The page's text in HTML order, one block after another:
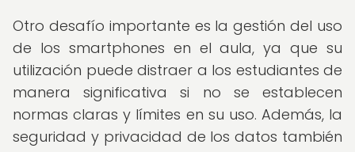
Otro desafío importante es la gestión del uso
de los smartphones en el aula, ya que su
utilización puede distraer a los estudiantes de
manera significativa si no se establecen
normas claras y límites en su uso. Además, la
seguridad y privacidad de los datos también